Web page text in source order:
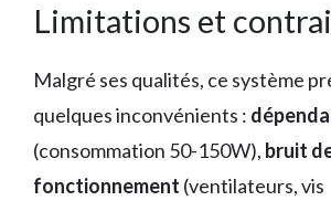
Limitations et
Malgré ses qualités, ce système
quelques inconvénients :
(consommation 50-150W), bruit
fonctionnement (ventilateurs, vis